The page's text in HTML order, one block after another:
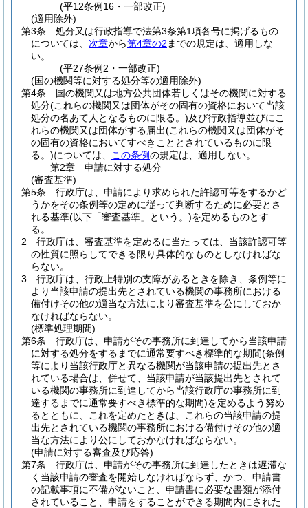
(平12条例16・一部改正)
(適用除外)
第3条
処分又は行政指導で法第3条第1項各号に掲げるもの
については、 次章から第4章の2 までの規定は、適用しな
い。
(平27条例2・一部改正)
(国の機関等に対する処分等の適用除外)
第4条
国の機関又は地方公共団体若しくはその機関に対する
処分(これらの機関又は団体がその固有の資格において当該
処分の名あて人となるものに限る。)及び行政指導並びにこ
れらの機関又は団体がする届出(これらの機関又は団体がそ
の固有の資格においてすべきこととされているものに限
る。)については、 この条例の規定は、適用しない。
第2章
申請に対する処分
(審査基準)
第5条
行政庁は、申請により求められた許認可等をするかど
うかをその条例等の定めに従って判断するために必要とさ
れる基準(以下「審査基準」という。)を定めるものとす
る。
2
行政庁は、審査基準を定めるに当たっては、当該許認可等
の性質に照らしてできる限り具体的なものとしなければな
らない。
3
行政庁は、行政上特別の支障があるときを除き、条例等に
より当該申請の提出先とされている機関の事務所における
備付けその他の適当な方法により審査基準を公にしておか
なければならない。
(標準処理期間)
第6条
行政庁は、申請がその事務所に到達してから当該申請
に対する処分をするまでに通常要すべき標準的な期間(条例
等により当該行政庁と異なる機関が当該申請の提出先とさ
れている場合は、併せて、当該申請が当該提出先とされて
いる機関の事務所に到達してから当該行政庁の事務所に到
達するまでに通常要すべき標準的な期間)を定めるよう努め
るとともに、これを定めたときは、これらの当該申請の提
出先とされている機関の事務所における備付けその他の適
当な方法により公にしておかなければならない。
(申請に対する審査及び応答)
第7条
行政庁は、申請がその事務所に到達したときは遅滞な
く当該申請の審査を開始しなければならず、かつ、申請書
の記載事項に不備がないこと、申請書に必要な書類が添付
されていること、申請をすることができる期間内にされた